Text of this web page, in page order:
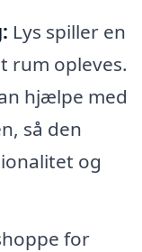
Lys spiller en
rum opleves.
hjælpe med
så den
og
for